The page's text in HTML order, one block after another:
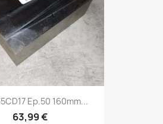
Ep.50 160mm...
63,99 €